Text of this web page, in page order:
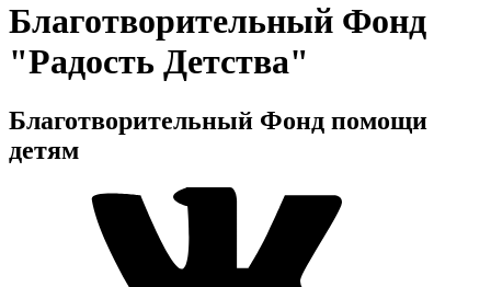
Благотворительный Фонд
"Радость Детства"
Благотворительный Фонд помощи
детям